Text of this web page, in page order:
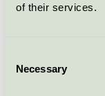
of their services.
Selection
Necessary